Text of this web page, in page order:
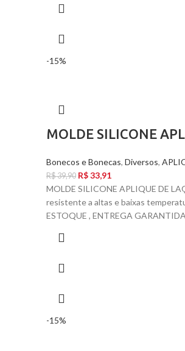
-15%
MOLDE SILICONE
Bonecos e Bonecas, Diversos,
R$39,90 R$33,91
MOLDE SILICONE APLIQUE DE
resistente a altas e baixas
ESTOQUE , ENTREGA
-15%